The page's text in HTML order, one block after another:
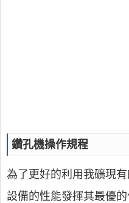
鑽孔機操作規程
為了更好的利用我礦現
設備的性能發揮其最優